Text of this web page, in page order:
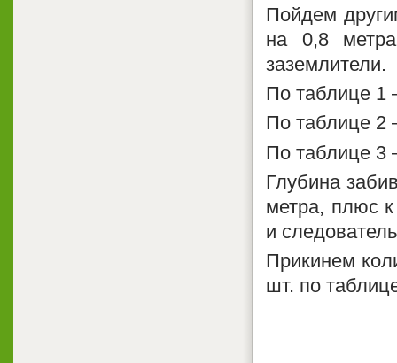
Пойдем
на 0,8
заземлители.
По таблице 1
По таблице
По таблице 3
Глубина
метра, плюс
и
Прикинем
шт. по